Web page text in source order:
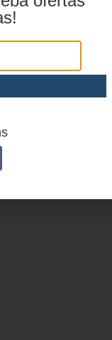
YS42301